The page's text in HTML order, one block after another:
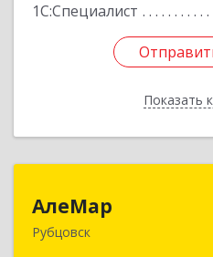
1С:Специалист
Показать
АлеМар
Рубцовск